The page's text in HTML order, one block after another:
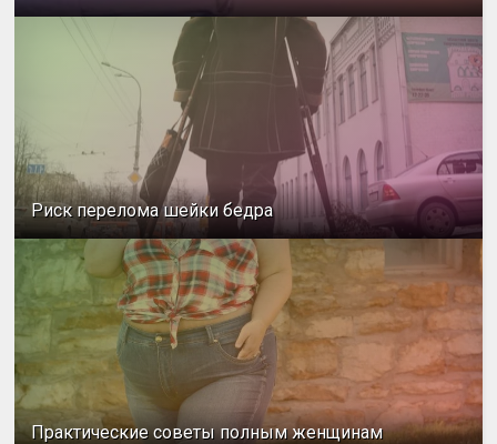
Риск перелома шейки бедра
Практические советы полным женщинам